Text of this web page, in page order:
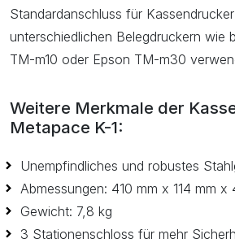
Standardanschluss für
unterschiedlichen Belegdruckern wie
TM-m10 oder Epson TM-m30
Weitere Merkmale der
Metapace K-1:
Unempfindliches und robustes
Abmessungen: 410 mm x 114 mm
Gewicht: 7,8 kg
3 Stationenschloss für mehr